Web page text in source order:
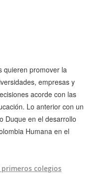
quieren promover la
empresas y
acorde con las
Lo anterior con un
Duque en el desarrollo
Humana en el
primeros colegios